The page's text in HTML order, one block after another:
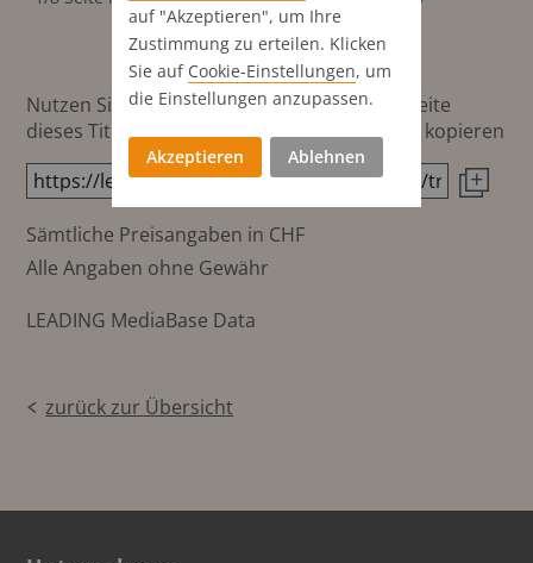
mm
Nutzen Sie diesen Button um den Link zur Seite
dieses Titels direkt in die Zwischenablage zu kopieren
Sämtliche Preisangaben in CHF
Alle Angaben ohne Gewähr
LEADING MediaBase Data
zurück zur Übersicht
auf "Akzeptieren", um Ihre
Zustimmung zu erteilen. Klicken
Sie auf Cookie-Einstellungen, um
die Einstellungen anzupassen.
Akzeptieren Ablehnen